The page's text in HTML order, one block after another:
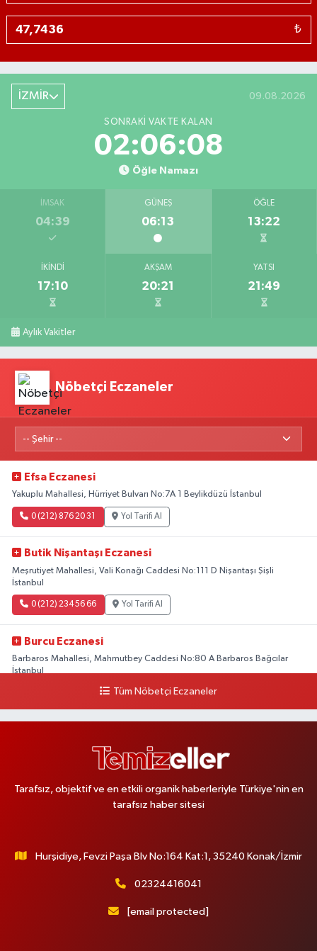
₺
İZMİR 09.08.2026
SONRAKI VAKTE KALAN
02:06:08
Öğle Namazı
İMSAK
04:39
GÜNEŞ
06:13
ÖĞLE
13:22
İKINDI
17:10
AKŞAM
20:21
YATSI
21:49
Aylık Vakitler
Nöbetçi Eczaneler
Efsa Eczanesi
Yakuplu Mahallesi, Hürriyet Bulvarı No:7A 1 Beylikdüzü İstanbul
0 (212) 876 20 31 Yol Tarifi Al
Butik Nişantaşı Eczanesi
Meşrutiyet Mahallesi, Vali Konağı Caddesi No:111 D Nişantaşı Şişli
İstanbul
0 (212) 234 56 66 Yol Tarifi Al
Burcu Eczanesi
Barbaros Mahallesi, Mahmutbey Caddesi No:80 A Barbaros Bağcılar
İstanbul
Yol Tarifi Al
Akşemsettin Mahallesi, Akdeniz Caddesi No:12 A Fatih İstanbul
Yol Tarifi Al
Tersane İstanbul Eczanesi
0 (533) 395 65 65 Yol Tarifi Al
Fetih Mahallesi, Hicazkar Sokak, Bağkur Sitesi No:10 1A Ataşehir İstanbul
Tüm Nöbetçi Eczaneler
Tarafsız, objektif ve en etkili organik haberleriyle Türkiye'nin en
tarafsız haber sitesi
Hurşidiye, Fevzi Paşa Blv No:164 Kat:1, 35240 Konak/İzmir
02324416041
[email protected]